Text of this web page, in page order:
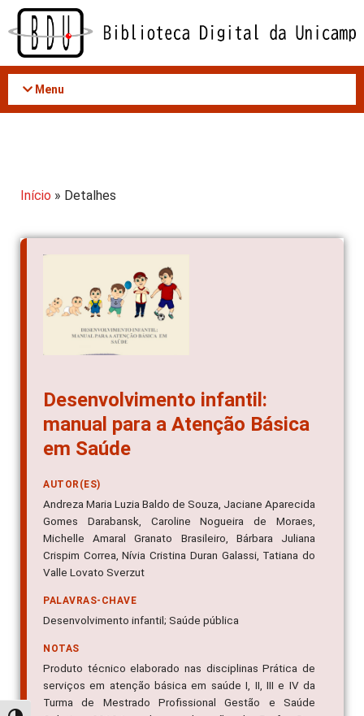
Acessar
conteúdo
Menu
Início » Detalhes
Desenvolvimento infantil:
manual para a Atenção Básica
em Saúde
AUTOR(ES)
Andreza Maria Luzia Baldo de Souza, Jaciane Aparecida
Gomes Darabansk, Caroline Nogueira de Moraes,
Michelle Amaral Granato Brasileiro, Bárbara Juliana
Crispim Correa, Nívia Cristina Duran Galassi, Tatiana do
Valle Lovato Sverzut
PALAVRAS-CHAVE
Desenvolvimento infantil; Saúde pública
NOTAS
Produto técnico elaborado nas disciplinas Prática de
serviços em atenção básica em saúde I, II, III e IV da
Turma de Mestrado Profissional Gestão e Saúde